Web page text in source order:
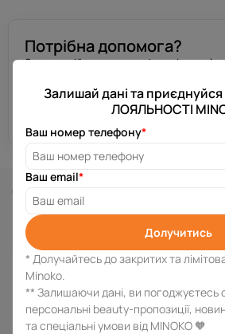
Потрібна допомога?
Залиш свій номер телефону, і ми
Отримати
Схожі товари
Залишай дані та
ЛОЯЛЬНОСТІ
Ваш номер телефону*
Ваш email*
Долучитись
* Долучайтесь до закритих та
Minoko.
** Залишаючи дані, ви погоджуєтесь
персональні beauty-пропозиції,
та спеціальні умови від MINOKO 🧡